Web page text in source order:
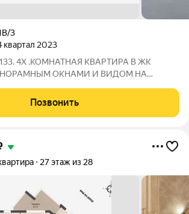
3
квартал 2023
4Х .КОМНАТНАЯ КВАРТИРА В ЖК
ОКНАМИ И ВИДОМ НА
полностью сделана разводка электрики .
С ОТДЕЛКОЙ ВАЙТ
Позвонить
27 этаж из 28